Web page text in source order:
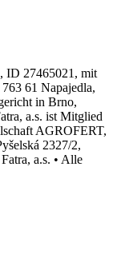
ID 27465021, mit
61 Napajedla,
in Brno,
a.s. ist Mitglied
AGROFERT,
2327/2,
a.s. • Alle